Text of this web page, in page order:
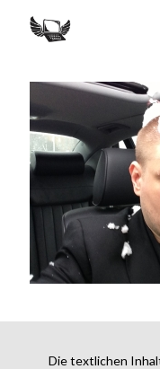
Die textlichen